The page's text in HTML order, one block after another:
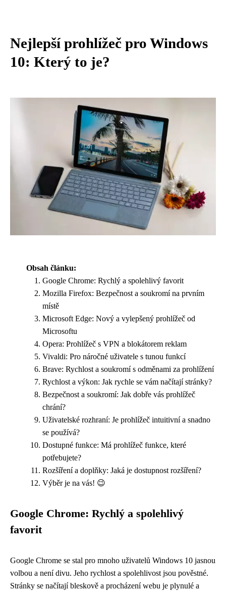
Nejlepší prohlížeč pro Windows
10: Který to je?
Obsah článku:
Google Chrome: Rychlý a spolehlivý favorit
Mozilla Firefox: Bezpečnost a soukromí na prvním
místě
Microsoft Edge: Nový a vylepšený prohlížeč od
Microsoftu
Opera: Prohlížeč s VPN a blokátorem reklam
Vivaldi: Pro náročné uživatele s tunou funkcí
Brave: Rychlost a soukromí s odměnami za prohlížení
Rychlost a výkon: Jak rychle se vám načítají stránky?
Bezpečnost a soukromí: Jak dobře vás prohlížeč
chrání?
Uživatelské rozhraní: Je prohlížeč intuitivní a snadno
se používá?
Dostupné funkce: Má prohlížeč funkce, které
potřebujete?
Rozšíření a doplňky: Jaká je dostupnost rozšíření?
Výběr je na vás! 😉
Google Chrome: Rychlý a spolehlivý
favorit
Google Chrome se stal pro mnoho uživatelů Windows 10 jasnou
volbou a není divu. Jeho rychlost a spolehlivost jsou pověstné.
Stránky se načítají bleskově a procházení webu je plynulé a